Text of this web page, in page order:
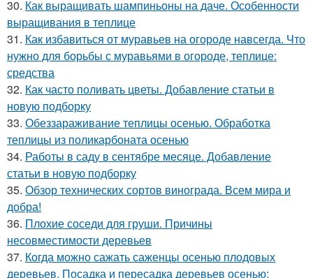
30. Как выращивать шампиньоны на даче. Особенности
выращивания в теплице
31. Как избавиться от муравьев на огороде навсегда. Что
нужно для борьбы с муравьями в огороде, теплице:
средства
32. Как часто поливать цветы. Добавление статьи в
новую подборку
33. Обеззараживание теплицы осенью. Обработка
теплицы из поликарбоната осенью
34. Работы в саду в сентябре месяце. Добавление
статьи в новую подборку
35. Обзор технических сортов винограда. Всем мира и
добра!
36. Плохие соседи для груши. Причины
несовместимости деревьев
37. Когда можно сажать саженцы осенью плодовых
деревьев. Посадка и пересадка деревьев осенью: